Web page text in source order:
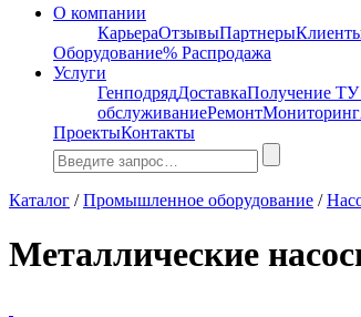
О компании
КарьераОтзывыПартнеры
Оборудование% Распродажа
Услуги
ГенподрядДоставкаПолучение ТУ
обслуживаниеРемонтМониторинг
ПроектыКонтакты
Каталог /Промышленное оборудование /
Металлические